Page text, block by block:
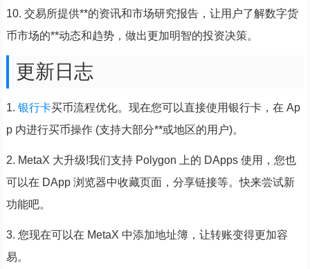
10. 交易所提供**的资讯和市场研究报告，让用户了解数字货
币市场的**动态和趋势，做出更加明智的投资决策。
更新日志
1. 银行卡买币流程优化。现在您可以直接使用银行卡，在 Ap
p 内进行买币操作 (支持大部分**或地区的用户)。
2. MetaX 大升级!我们支持 Polygon 上的 DApps 使用，您也
可以在 DApp 浏览器中收藏页面，分享链接等。快来尝试新
功能吧。
3. 您现在可以在 MetaX 中添加地址簿，让转账变得更加容
易。